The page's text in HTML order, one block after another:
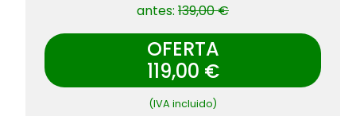
antes: 139,00 €
OFERTA
119,00 €
(IVA incluido)